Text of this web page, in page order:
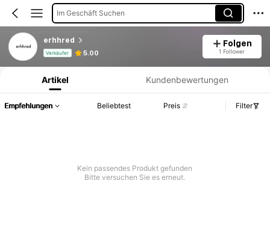
Im Geschäft Suchen
erhhred
Verkäufer 5.00
Folgen
1 Follower
Produktinformation: Preisangabe, Verkaufs- und Lagerbestandsdetails.
Artikel Kundenbewertungen
Empfehlungen Beliebtest Preis Filter
Kein passendes Produkt gefunden
Bitte versuchen Sie es erneut.